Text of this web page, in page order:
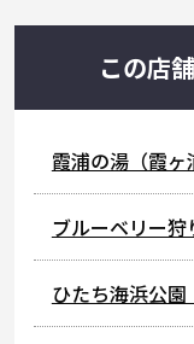
この店
霞浦の湯（霞ヶ
ブルーベリー狩
ひたち海浜公園